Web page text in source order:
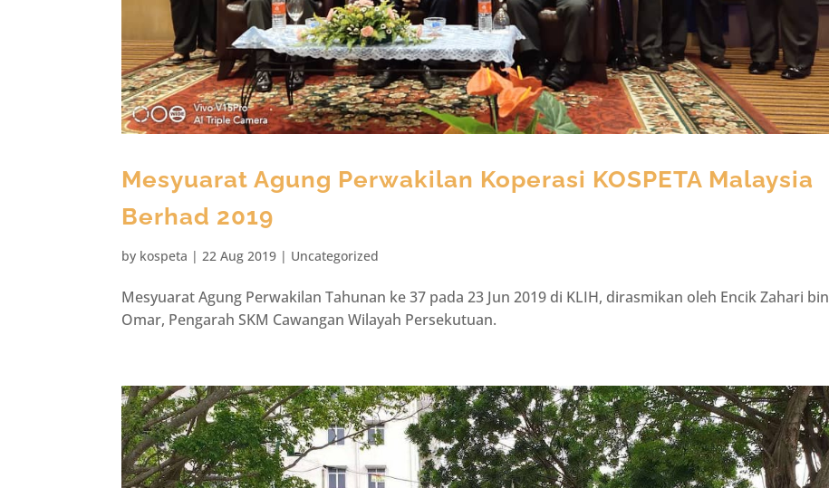
Mesyuarat Agung Perwakilan Koperasi KOSPETA Malaysia
Berhad 2019
by kospeta |22 Aug 2019 | Uncategorized
Mesyuarat Agung Perwakilan Tahunan ke 37 pada 23 Jun 2019 di KLIH, dirasmikan oleh Encik Zahari bin
Omar, Pengarah SKM Cawangan Wilayah Persekutuan.